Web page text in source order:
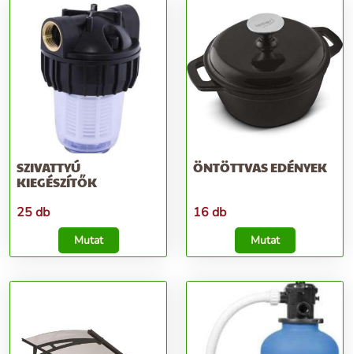
SZIVATTYÚ
KIEGÉSZÍTŐK
25 db
Mutat
ÖNTÖTTVAS EDÉNYEK
16 db
Mutat